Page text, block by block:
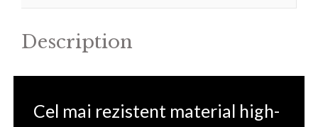
Description
Cel mai rezistent material high-